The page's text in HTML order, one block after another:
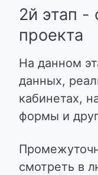
2й этап -
проекта
На данном
данных,
кабинетах,
формы и
смотреть в